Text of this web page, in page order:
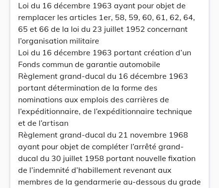
Loi du 16 décembre 1963 ayant pour objet de
remplacer les articles 1er, 58, 59, 60, 61, 62, 64,
65 et 66 de la loi du 23 juillet 1952 concernant
l’organisation militaire
Loi du 16 décembre 1963 portant création d’un
Fonds commun de garantie automobile
Règlement grand-ducal du 16 décembre 1963
portant détermination de la forme des
nominations aux emplois des carrières de
l’expéditionnaire, de l’expéditionnaire technique
et de l’artisan
Règlement grand-ducal du 21 novembre 1968
ayant pour objet de compléter l’arrêté grand-
ducal du 30 juillet 1958 portant nouvelle fixation
de l’indemnité d’habillement revenant aux
membres de la gendarmerie au-dessous du grade